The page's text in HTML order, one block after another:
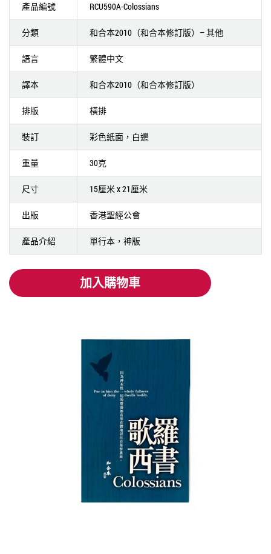
產品編號 RCU590A-Colossians
分類 和合本2010（和合本修訂版）– 其他
語言 繁體中文
譯本 和合本2010（和合本修訂版）
排版 橫排
裝訂 彩色紙面，白邊
重量 30克
尺寸 15厘米 x 21厘米
出版 香港聖經公會
產品介紹 單行本，神版
加入購物車
加入購物車